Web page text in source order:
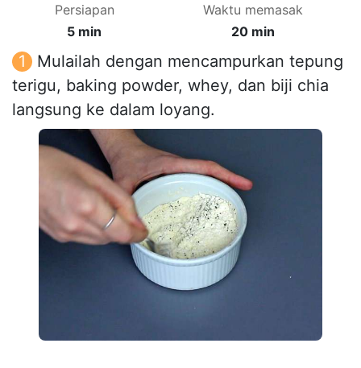
Persiapan
5 min
Waktu memasak
20 min
Mulailah dengan mencampurkan tepung
terigu, baking powder, whey, dan biji chia
langsung ke dalam loyang.